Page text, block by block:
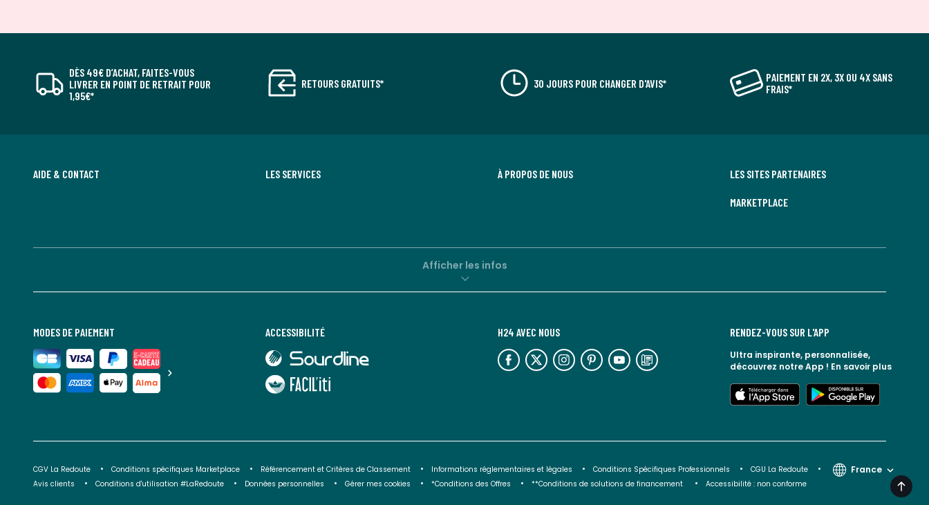
DÈS 49€ D’ACHAT, FAITES-VOUS
LIVRER EN POINT DE RETRAIT POUR
1,95€*
RETOURS GRATUITS* 30 JOURS POUR CHANGER D'AVIS*
PAIEMENT EN 2X, 3X OU 4X SANS
FRAIS*
AIDE & CONTACT LES SERVICES À PROPOS DE NOUS LES SITES PARTENAIRES
MARKETPLACE
Afficher les infos
MODES DE PAIEMENT ACCESSIBILITÉ
lien
vers
Sourdline
lien
H24 AVEC NOUS
lien
vers
lien
vers
lien
vers
lien
vers
lien
vers
lien
vers
RENDEZ-VOUS SUR L'APP
Ultra inspirante, personnalisée,
découvrez notre App ! En savoir plus
lien
vers
lien
vers
CGV La Redoute Conditions spécifiques Marketplace Référencement et Critères de Classement Informations réglementaires et légales Conditions Spécifiques Professionnels
CGU La Redoute
Avis clients
Conditions d'utilisation #LaRedoute Données personnelles Gérer mes cookies *Conditions des Offres **Conditions de solutions de financement Accessibilité : non conforme
France